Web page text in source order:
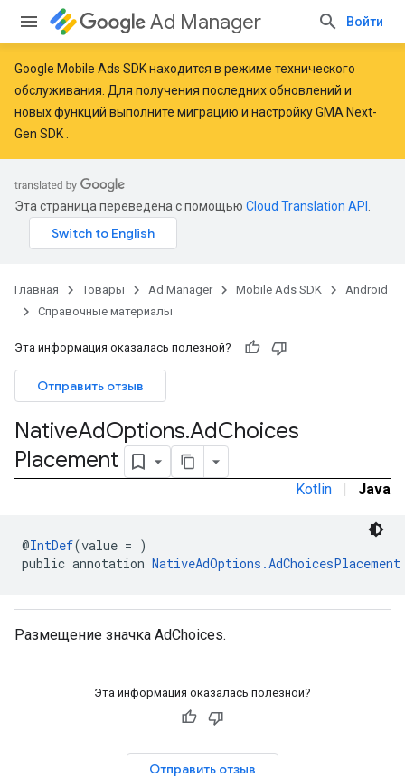
Ad Manager Войти
Google Mobile Ads SDK находится в режиме технического
обслуживания. Для получения последних обновлений и
новых функций выполните миграцию и настройку GMA Next-
Gen SDK
Эта страница переведена с помощью Cloud Translation API
Главная Товары Ad Manager Mobile Ads SDK
Android
Справочные материалы
Эта информация оказалась полезной?
Отправить отзыв
NativeAdOptions.AdChoices
Placement
Kotlin | Java
@IntDef(value = )
public annotation NativeAdOptions.AdChoicesPlacement
Размещение значка AdChoices.
Эта информация оказалась полезной?
Отправить отзыв